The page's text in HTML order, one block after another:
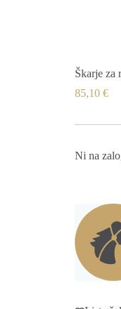
Škarje za
85,10 €
Ni na